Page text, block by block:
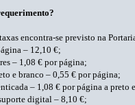
encontra-se previsto na
– 12,10 €;
– 1,08 € por página;
e branco – 0,55 € por página;
– 1,08 € por página a preto
digital – 8,10 €;